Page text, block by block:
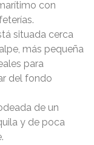
con
situada cerca
más pequeña
para
del fondo
de un
y de poca